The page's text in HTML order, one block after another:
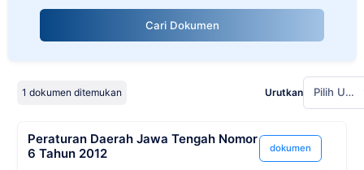
Cari Dokumen
1 dokumen ditemukan Urutkan Pilih Urutan
Peraturan Daerah Jawa Tengah Nomor
6 Tahun 2012
dokumen